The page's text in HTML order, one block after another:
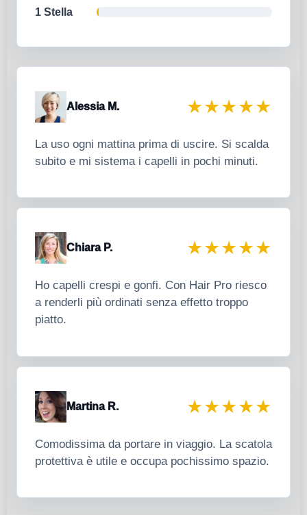
1 Stella
Alessia M. ★★★★★
La uso ogni mattina prima di uscire. Si scalda
subito e mi sistema i capelli in pochi minuti.
Chiara P. ★★★★★
Ho capelli crespi e gonfi. Con Hair Pro riesco
a renderli più ordinati senza effetto troppo
piatto.
Martina R. ★★★★★
Comodissima da portare in viaggio. La scatola
protettiva è utile e occupa pochissimo spazio.